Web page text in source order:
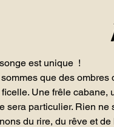
est unique !
que des
Une frêle cabane,
sera particulier. Rien ne
du rire, du rêve et